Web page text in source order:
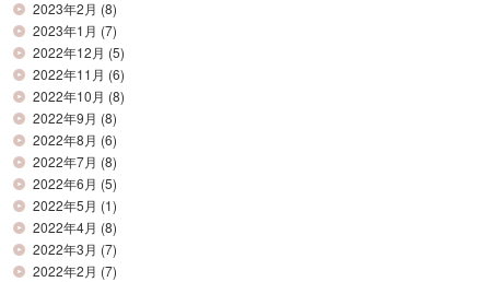
2023年2月 (8)
2023年1月 (7)
2022年12月 (5)
2022年11月 (6)
2022年10月 (8)
2022年9月 (8)
2022年8月 (6)
2022年7月 (8)
2022年6月 (5)
2022年5月 (1)
2022年4月 (8)
2022年3月 (7)
2022年2月 (7)